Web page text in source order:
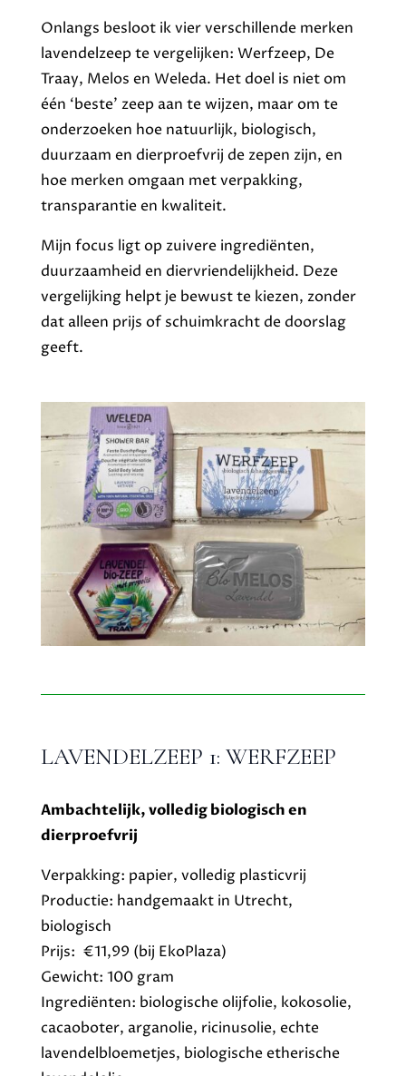
Onlangs besloot ik vier verschillende merken
lavendelzeep te vergelijken: Werfzeep, De
Traay, Melos en Weleda. Het doel is niet om
één ‘beste’ zeep aan te wijzen, maar om te
onderzoeken hoe natuurlijk, biologisch,
duurzaam en dierproefvrij de zepen zijn, en
hoe merken omgaan met verpakking,
transparantie en kwaliteit.
Mijn focus ligt op zuivere ingrediënten,
duurzaamheid en diervriendelijkheid. Deze
vergelijking helpt je bewust te kiezen, zonder
dat alleen prijs of schuimkracht de doorslag
geeft.
LAVENDELZEEP 1: WERFZEEP
Ambachtelijk, volledig biologisch en
dierproefvrij
Verpakking: papier, volledig plasticvrij
Productie: handgemaakt in Utrecht,
biologisch
Prijs: €11,99 (bij EkoPlaza)
Gewicht: 100 gram
Ingrediënten: biologische olijfolie, kokosolie,
cacaoboter, arganolie, ricinusolie, echte
lavendelbloemetjes, biologische etherische